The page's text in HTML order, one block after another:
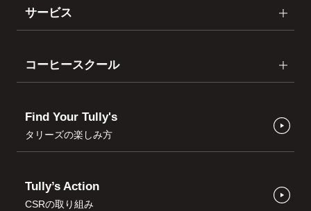
サービス
コーヒースクール
Find Your Tully's
タリーズの楽しみ方
Tully’s Action
CSRの取り組み